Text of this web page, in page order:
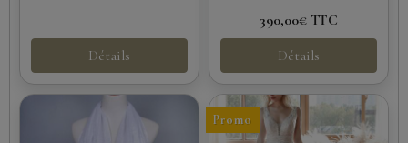
Détails
390,00€ TTC
Détails
Promo